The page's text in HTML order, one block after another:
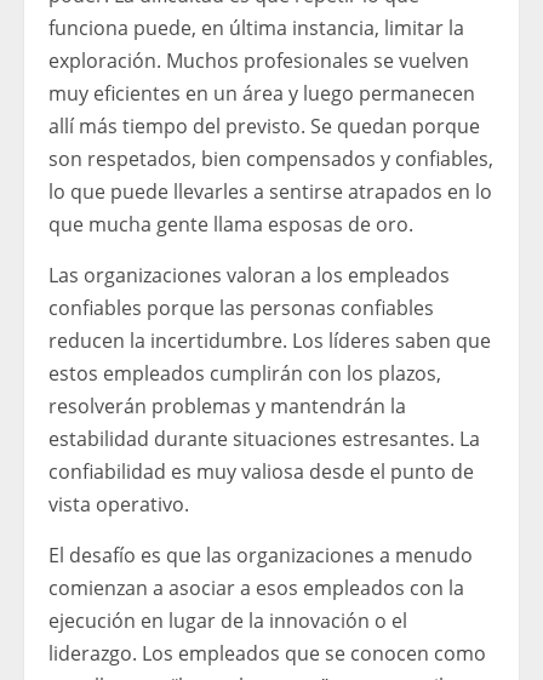
funciona puede, en última instancia, limitar la
exploración. Muchos profesionales se vuelven
muy eficientes en un área y luego permanecen
allí más tiempo del previsto. Se quedan porque
son respetados, bien compensados ​​y confiables,
lo que puede llevarles a sentirse atrapados en lo
que mucha gente llama esposas de oro.
Las organizaciones valoran a los empleados
confiables porque las personas confiables
reducen la incertidumbre. Los líderes saben que
estos empleados cumplirán con los plazos,
resolverán problemas y mantendrán la
estabilidad durante situaciones estresantes. La
confiabilidad es muy valiosa desde el punto de
vista operativo.
El desafío es que las organizaciones a menudo
comienzan a asociar a esos empleados con la
ejecución en lugar de la innovación o el
liderazgo. Los empleados que se conocen como